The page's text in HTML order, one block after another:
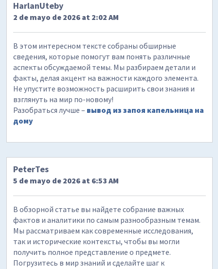
HarlanUteby
2 de mayo de 2026 at 2:02 AM
В этом интересном тексте собраны обширные
сведения, которые помогут вам понять различные
аспекты обсуждаемой темы. Мы разбираем детали и
факты, делая акцент на важности каждого элемента.
Не упустите возможность расширить свои знания и
взглянуть на мир по-новому!
Разобраться лучше – вывод из запоя капельница на
дому
PeterTes
5 de mayo de 2026 at 6:53 AM
В обзорной статье вы найдете собрание важных
фактов и аналитики по самым разнообразным темам.
Мы рассматриваем как современные исследования,
так и исторические контексты, чтобы вы могли
получить полное представление о предмете.
Погрузитесь в мир знаний и сделайте шаг к